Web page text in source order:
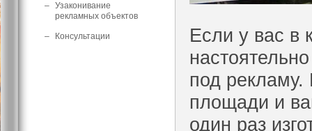
– Узаконивание
рекламных объектов
– Консультации
Если у вас в
под
площади и
один раз